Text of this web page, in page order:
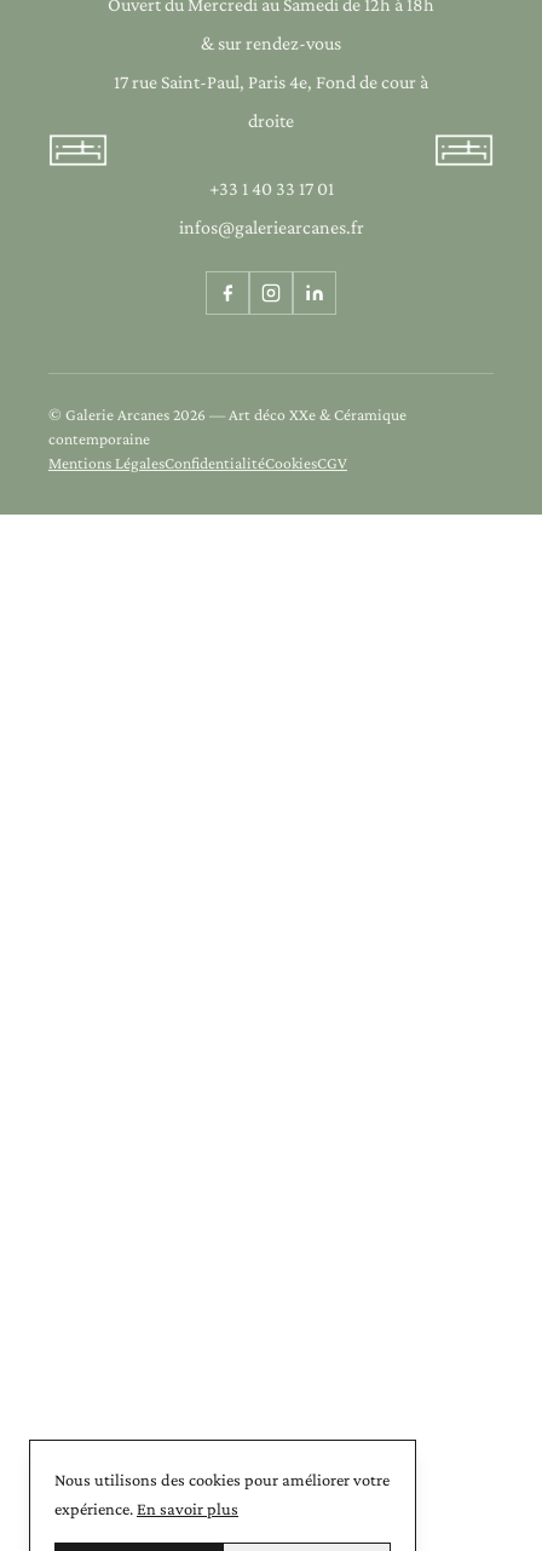
Ouvert du Mercredi au Samedi de 12h à 18h
& sur rendez-vous
17 rue Saint-Paul, Paris 4e, Fond de cour à
droite
+33 1 40 33 17 01
infos@galeriearcanes.fr
© Galerie Arcanes 2026 — Art déco XXe & Céramique
contemporaine
Mentions LégalesConfidentialitéCookiesCGV
Nous utilisons des cookies pour améliorer votre
expérience.En savoir plus